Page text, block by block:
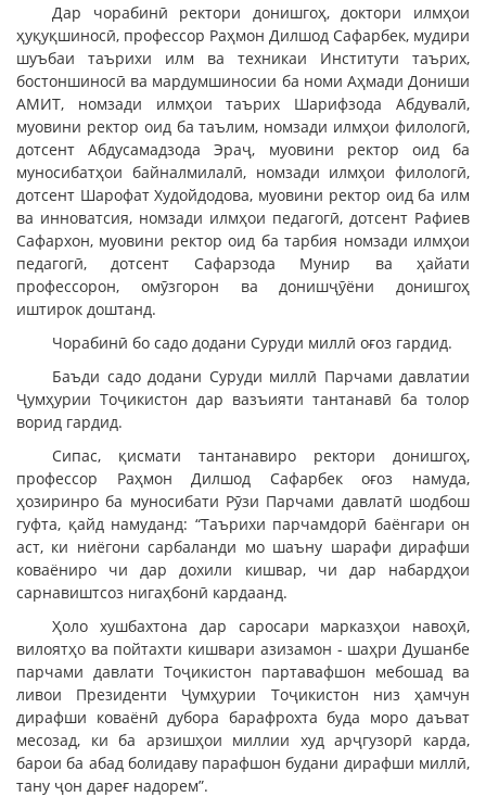
Дар чорабинӣ ректори донишгоҳ, доктори илмҳои
ҳуқуқшиносӣ, профессор Раҳмон Дилшод Сафарбек, мудири
шуъбаи таърихи илм ва техникаи Институти таърих,
бостоншиносӣ ва мардумшиносии ба номи Аҳмади Дониши
АМИТ, номзади илмҳои таърих Шарифзода Абдувалӣ,
муовини ректор оид ба таълим, номзади илмҳои филологӣ,
дотсент Абдусамадзода Эраҷ, муовини ректор оид ба
муносибатҳои байналмилалӣ, номзади илмҳои филологӣ,
дотсент Шарофат Худойдодова, муовини ректор оид ба илм
ва инноватсия, номзади илмҳои педагогӣ, дотсент Рафиев
Сафархон, муовини ректор оид ба тарбия номзади илмҳои
педагогӣ, дотсент Сафарзода Мунир ва ҳайати
профессорон, омӯзгорон ва донишҷӯёни донишгоҳ
иштирок доштанд.
Чорабинӣ бо садо додани Суруди миллӣ оғоз гардид.
Баъди садо додани Суруди миллӣ Парчами давлатии
Ҷумҳурии Тоҷикистон дар вазъияти тантанавӣ ба толор
ворид гардид.
Сипас, қисмати тантанавиро ректори донишгоҳ,
профессор Раҳмон Дилшод Сафарбек оғоз намуда,
ҳозиринро ба муносибати Рӯзи Парчами давлатӣ шодбош
гуфта, қайд намуданд: “Таърихи парчамдорӣ баёнгари он
аст, ки ниёгони сарбаланди мо шаъну шарафи дирафши
коваёниро чи дар дохили кишвар, чи дар набардҳои
сарнавиштсоз нигаҳбонӣ кардаанд.
Ҳоло хушбахтона дар саросари марказҳои навоҳӣ,
вилоятҳо ва пойтахти кишвари азизамон - шаҳри Душанбе
парчами давлати Тоҷикистон партавафшон мебошад ва
ливои Президенти Ҷумҳурии Тоҷикистон низ ҳамчун
дирафши коваёнӣ дубора барафрохта буда моро даъват
месозад, ки ба арзишҳои миллии худ арҷгузорӣ карда,
барои ба абад болидаву парафшон будани дирафши миллӣ,
тану ҷон дареғ надорем”.